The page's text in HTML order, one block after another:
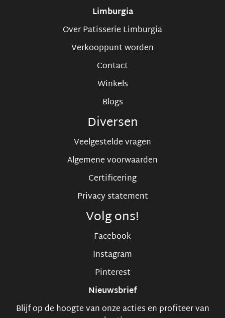
Limburgia
Over Patisserie Limburgia
Verkooppunt worden
Contact
Winkels
Blogs
Diversen
Veelgestelde vragen
Algemene voorwaarden
Certificering
Privacy statement
Volg ons!
Facebook
Instagram
Pinterest
Nieuwsbrief
Blijf op de hoogte van onze acties en profiteer van